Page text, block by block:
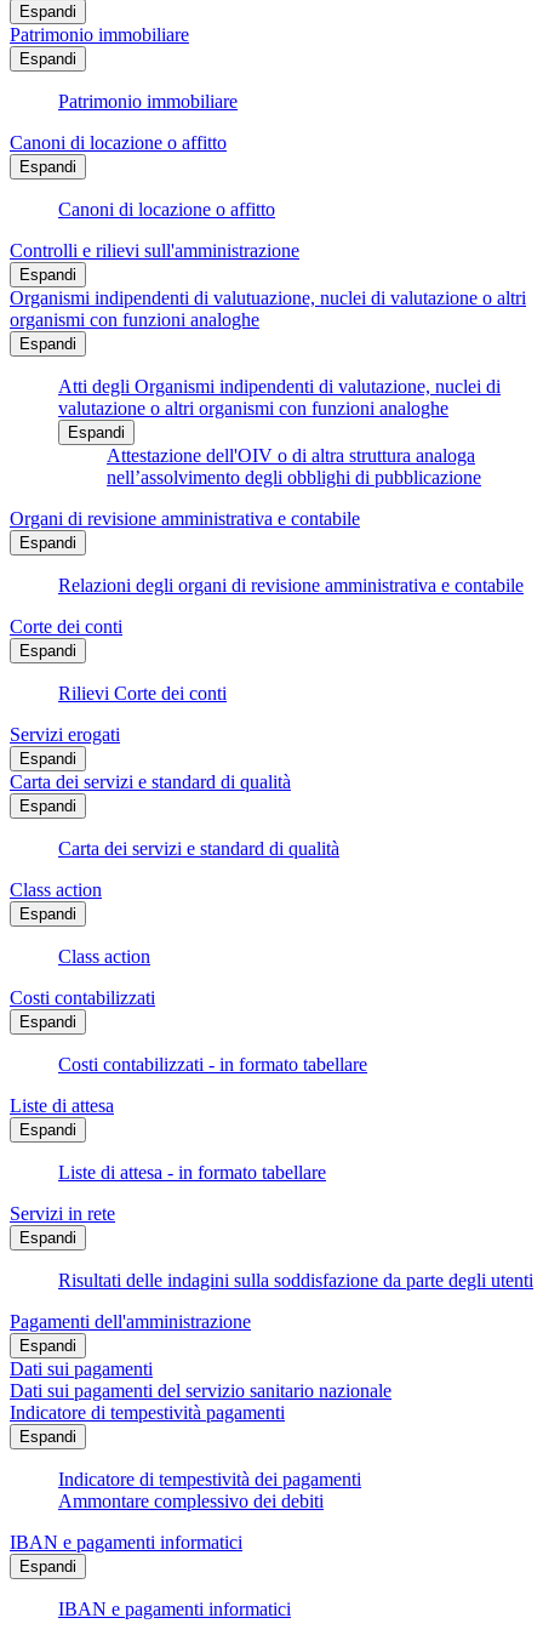
Espandi
Patrimonio immobiliare
Espandi
Patrimonio immobiliare
Canoni di locazione o affitto
Espandi
Canoni di locazione o affitto
Controlli e rilievi sull'amministrazione
Espandi
Organismi indipendenti di valutuazione, nuclei di valutazione o altri
organismi con funzioni analoghe
Espandi
Atti degli Organismi indipendenti di valutazione, nuclei di
valutazione o altri organismi con funzioni analoghe
Espandi
Attestazione dell'OIV o di altra struttura analoga
nell’assolvimento degli obblighi di pubblicazione
Organi di revisione amministrativa e contabile
Espandi
Relazioni degli organi di revisione amministrativa e contabile
Corte dei conti
Espandi
Rilievi Corte dei conti
Servizi erogati
Espandi
Carta dei servizi e standard di qualità
Espandi
Carta dei servizi e standard di qualità
Class action
Espandi
Class action
Costi contabilizzati
Espandi
Costi contabilizzati - in formato tabellare
Liste di attesa
Espandi
Liste di attesa - in formato tabellare
Servizi in rete
Espandi
Risultati delle indagini sulla soddisfazione da parte degli utenti
Pagamenti dell'amministrazione
Espandi
Dati sui pagamenti
Dati sui pagamenti del servizio sanitario nazionale
Indicatore di tempestività pagamenti
Espandi
Indicatore di tempestività dei pagamenti
Ammontare complessivo dei debiti
IBAN e pagamenti informatici
Espandi
IBAN e pagamenti informatici